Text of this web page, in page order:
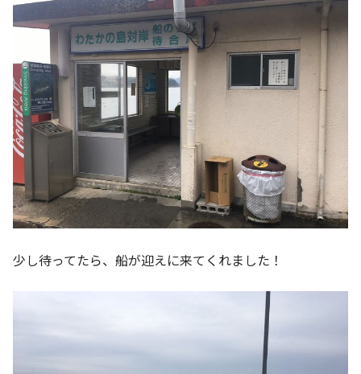
少し待ってたら、船が迎えに来てくれました！